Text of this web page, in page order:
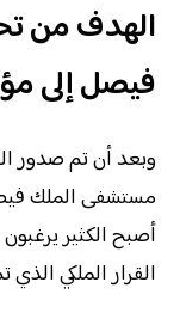
الهدف من
فيصل إلى
وبعد أن تم صدور
مستشفى الملك
أصبح الكثير
القرار الملكي